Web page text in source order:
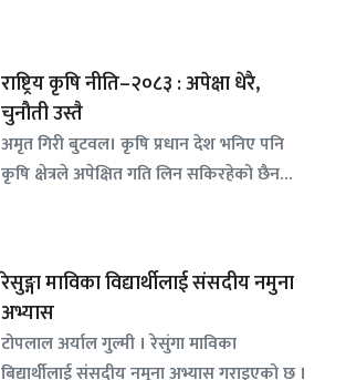
राष्ट्रिय कृषि नीति–२०८३ : अपेक्षा धेरै,
चुनौती उस्तै
अमृत गिरी बुटवल। कृषि प्रधान देश भनिए पनि
कृषि क्षेत्रले अपेक्षित गति लिन सकिरहेको छैन…
रेसुङ्गा माविका विद्यार्थीलाई संसदीय नमुना
अभ्यास
टोपलाल अर्याल गुल्मी । रेसुंगा माविका
बिद्यार्थीलाई संसदीय नमुना अभ्यास गराइएको छ ।